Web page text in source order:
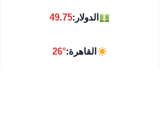
الدولار:49.75
القاهرة:26°